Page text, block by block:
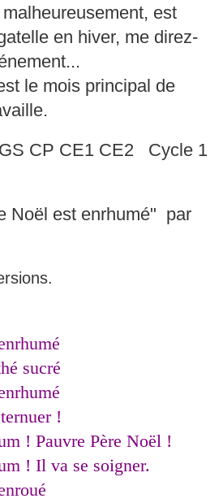
est
en hiver, me direz-
le mois principal de
CP CE1 CE2 Cycle 1
Noël est enrhumé" par
sucré
!
! Pauvre Père Noël !
! Il va se soigner.